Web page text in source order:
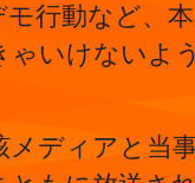
行動など、
いけないよ
ディアと当